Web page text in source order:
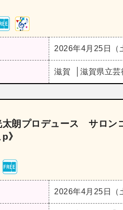
2026年4月25日（
滋賀 滋賀県立芸
太朗プロデュース サロン
》
2026年4月25日（